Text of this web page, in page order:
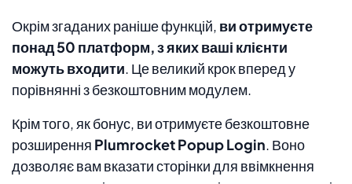
Окрім згаданих раніше функцій, ви отримуєте
понад 50 платформ, з яких ваші клієнти
можуть входити. Це великий крок вперед у
порівнянні з безкоштовним модулем.
Крім того, як бонус, ви отримуєте безкоштовне
розширення Plumrocket Popup Login. Воно
дозволяє вам вказати сторінки для ввімкнення